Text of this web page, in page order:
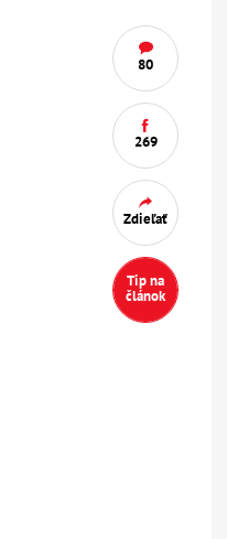
80
269
Zdieľať
Tip na
článok